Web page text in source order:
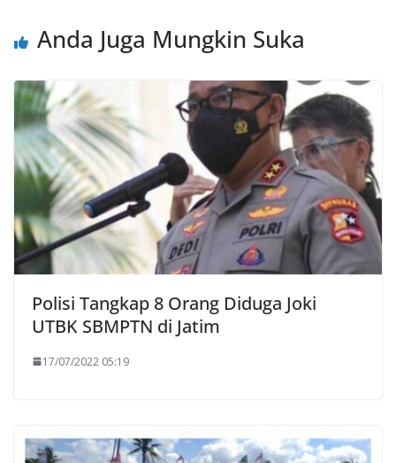
Anda Juga Mungkin Suka
Polisi Tangkap 8 Orang Diduga Joki
UTBK SBMPTN di Jatim
17/07/2022 05:19